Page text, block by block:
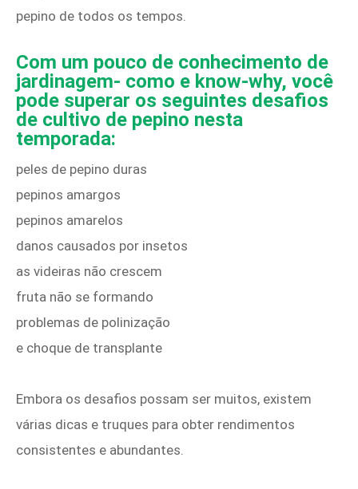
pepino de todos os tempos.
Com um pouco de conhecimento de
jardinagem- como e know-why, você
pode superar os seguintes desafios
de cultivo de pepino nesta
temporada:
peles de pepino duras
pepinos amargos
pepinos amarelos
danos causados ​​por insetos
as videiras não crescem
fruta não se formando
problemas de polinização
e choque de transplante
Embora os desafios possam ser muitos, existem
várias dicas e truques para obter rendimentos
consistentes e abundantes.